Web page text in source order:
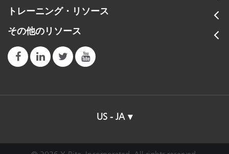
トレーニング・リソース
その他のリソース
US - JA